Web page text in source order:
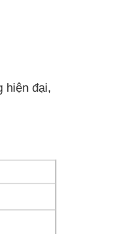
hiện đại,